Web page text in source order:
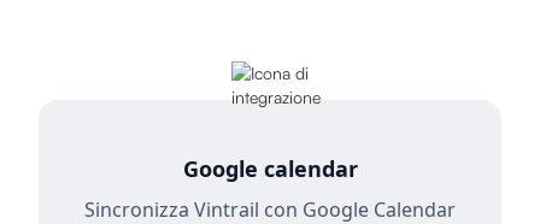
Google calendar
Sincronizza Vintrail con Google Calendar